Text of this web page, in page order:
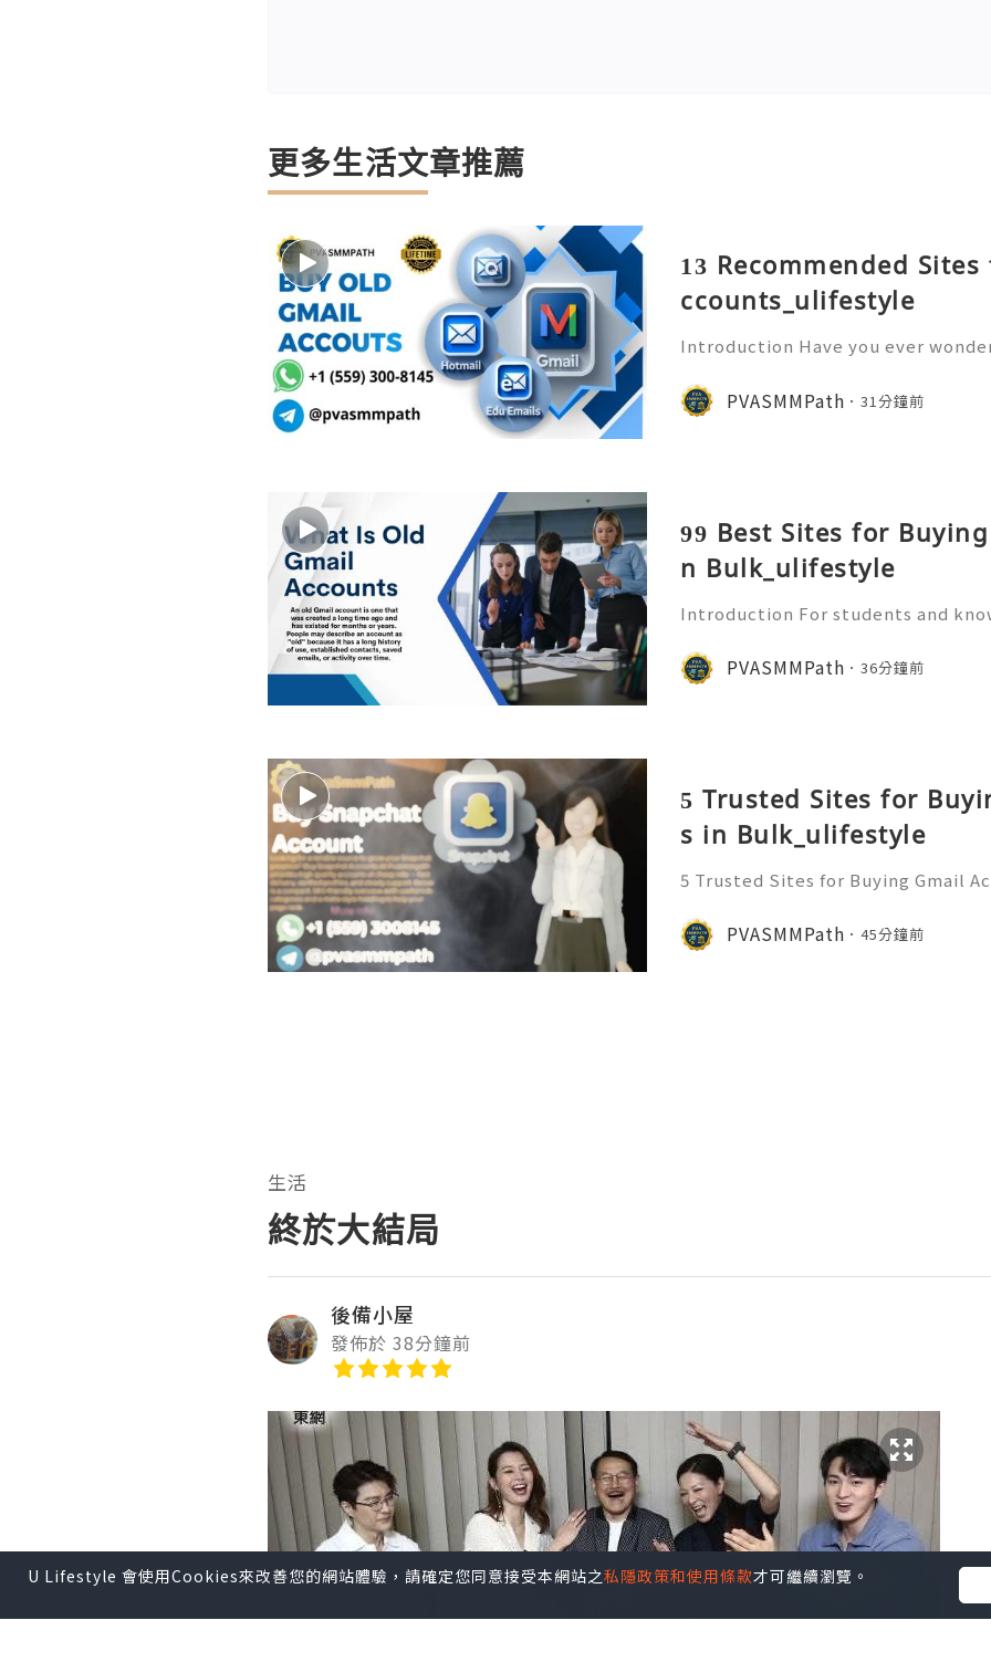
更多生活文章推薦
13 Recommended
ccounts_ulifestyle
Introduction Have you ever
o? An old Gmail account is far
t’s a repository of p
PVASMMPath 31分鐘前
99 Best Sites for
n Bulk_ulifestyle
Introduction For students and
hting entire pages (which rarely
"clip" of knowledge. T
PVASMMPath 36分鐘前
5 Trusted Sites for
s in Bulk_ulifestyle
5 Trusted Sites for Buying Gmail
ply/Contact ╰┈➤➤WhatsApp:+1
gram: @Pvasmmpath Learn how
PVASMMPath 45分鐘前
生活
終於大結局
後備小屋
發佈於 38分鐘前
U Lifestyle 會使用Cookies來改善您的網站體驗，請確定您同意接受本網站之私隱政策和使用條款才可繼續瀏覽。